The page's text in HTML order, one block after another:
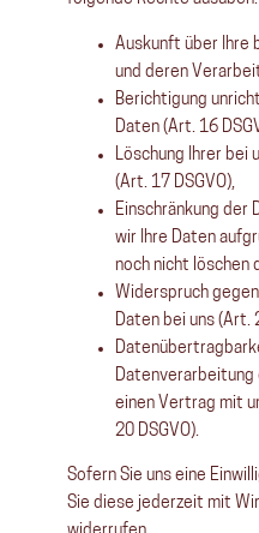
Auskunft über Ihre
und deren
Berichtigung
Daten (Art. 16
Löschung Ihrer bei
(Art. 17 DSGVO),
Einschränkung
wir Ihre Daten
noch nicht löschen
Widerspruch
Daten bei uns (Art.
einen Vertrag mit
20 DSGVO).
Sofern Sie uns eine
Sie diese jederzeit mit